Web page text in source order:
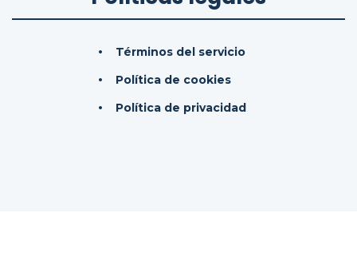
Términos del servicio
Política de cookies
Política de privacidad